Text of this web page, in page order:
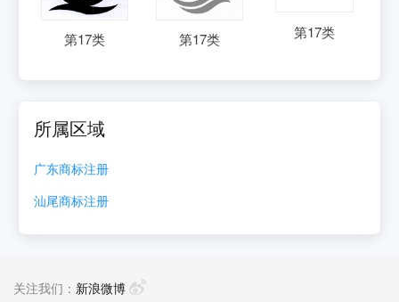
第17类 第17类 第17类
所属区域
广东商标注册
汕尾商标注册